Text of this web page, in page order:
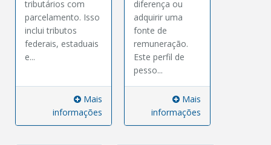
tributários com
parcelamento. Isso
inclui tributos
federais, estaduais
e...
Mais
informações
diferença ou
adquirir uma
fonte de
remuneração.
Este perfil de
pesso...
Mais
informações